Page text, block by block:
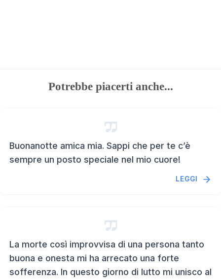
Potrebbe piacerti anche...
Buonanotte amica mia. Sappi che per te c’è
sempre un posto speciale nel mio cuore!
LEGGI
La morte così improvvisa di una persona tanto
buona e onesta mi ha arrecato una forte
sofferenza. In questo giorno di lutto mi unisco al